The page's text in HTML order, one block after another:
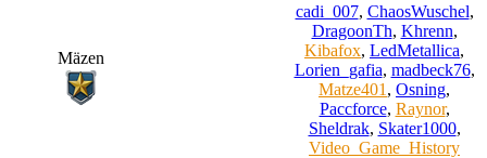
Mäzen
cadi_007, ChaosWuschel,
DragoonTh, Khrenn,
Kibafox, LedMetallica,
Lorien_gafia, madbeck76,
Matze401 , Osning,
Paccforce, Raynor,
Sheldrak, Skater1000,
Video_Game_History